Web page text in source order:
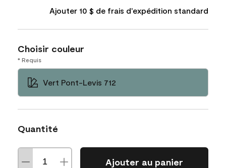
Ajouter 10 $ de frais d'expédition standard
Choisir couleur
* Requis
Vert Pont-Levis 712
Quantité
Ajouter au panier